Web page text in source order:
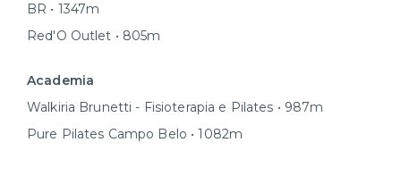
BR • 1347m
Red'O Outlet • 805m
Academia
Walkiria Brunetti - Fisioterapia e Pilates • 987m
Pure Pilates Campo Belo • 1082m